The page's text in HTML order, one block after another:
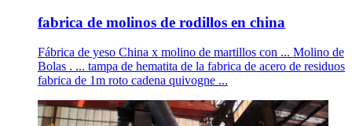
fabrica de molinos de rodillos en china
Fábrica de yeso China x molino de martillos con ... Molino de
Bolas . ... tampa de hematita de la fabrica de acero de residuos
fabrica de 1m roto cadena quivogne ...